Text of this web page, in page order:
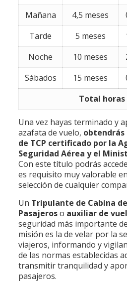
Mañana
4,5 meses
Tarde
5 meses
Noche
10 meses
Sábados
15 meses
Total horas
Una vez hayas terminado y
azafata de vuelo, obtendrás
de TCP certificado por la
Seguridad Aérea y el
Con este título podrás
es requisito muy valorable
selección de cualquier
Un Tripulante de Cabina de
Pasajeroso auxiliar de
seguridad más importante
misión es la de velar por la
viajeros, informando y
de las normas establecidas
transmitir tranquilidad y
pasajeros.